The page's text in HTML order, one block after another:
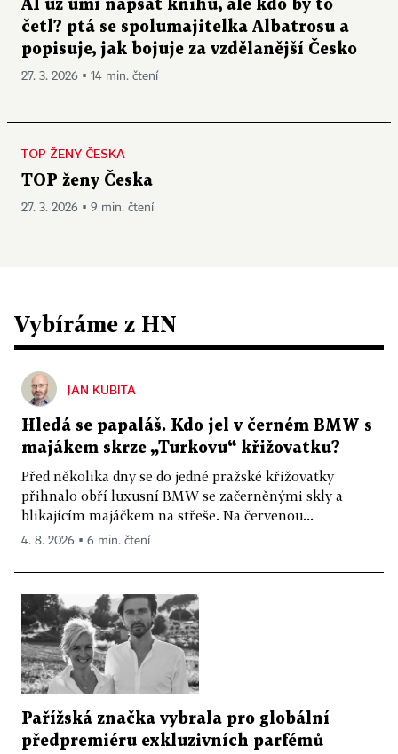
AI už umí napsat knihu, ale kdo by to
četl? ptá se spolumajitelka Albatrosu a
popisuje, jak bojuje za vzdělanější Česko
27. 3. 2026 ▪ 14 min. čtení
TOP ŽENY ČESKA
TOP ženy Česka
27. 3. 2026 ▪ 9 min. čtení
Vybíráme z HN
JAN KUBITA
Hledá se papaláš. Kdo jel v černém BMW s
majákem skrze „Turkovu“ křižovatku?
Před několika dny se do jedné pražské křižovatky
přihnalo obří luxusní BMW se začerněnými skly a
blikajícím majáčkem na střeše. Na červenou...
4. 8. 2026 ▪ 6 min. čtení
Pařížská značka vybrala pro globální
předpremiéru exkluzivních parfémů